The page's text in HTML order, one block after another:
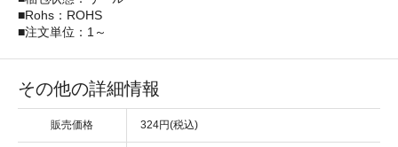
■Rohs：ROHS
■注文単位：1～
その他の詳細情報
販売価格 324円(税込)